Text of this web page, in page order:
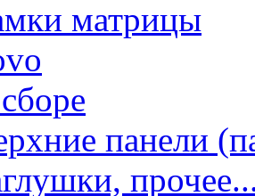
матрицы
панели